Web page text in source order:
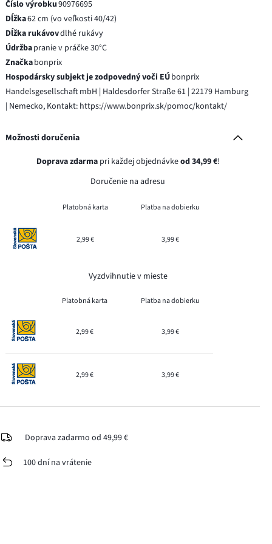
Číslo výrobku90976695
Dĺžka62 cm (vo veľkosti 40/42)
Dĺžka rukávovdlhé rukávy
Údržbapranie v práčke 30°C
Značkabonprix
Hospodársky subjekt je zodpovedný voči EÚbonprix
Handelsgesellschaft mbH | Haldesdorfer Straße 61 | 22179 Hamburg
| Nemecko, Kontakt: https://www.bonprix.sk/pomoc/kontakt/
Možnosti doručenia
Doprava zdarmapri každej objednávkeod 34,99 €!
Doručenie na adresu
Platobná karta Platba na dobierku
2,99 € 3,99 €
Vyzdvihnutie v mieste
Platobná karta Platba na dobierku
2,99 € 3,99 €
2,99 € 3,99 €
Doprava zadarmo od 49,99 €
100 dní na vrátenie